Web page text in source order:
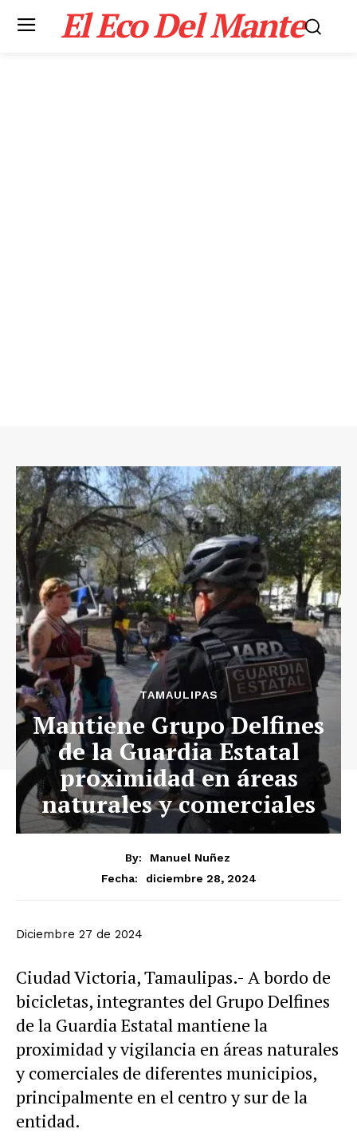
El Eco Del Mante
TAMAULIPAS
Mantiene Grupo Delfines
de la Guardia Estatal
proximidad en áreas
naturales y comerciales
By:
Manuel Nuñez
Fecha:
diciembre 28, 2024
Diciembre 27 de 2024
Ciudad Victoria, Tamaulipas.- A bordo de
bicicletas, integrantes del Grupo Delfines
de la Guardia Estatal mantiene la
proximidad y vigilancia en áreas naturales
y comerciales de diferentes municipios,
principalmente en el centro y sur de la
entidad.